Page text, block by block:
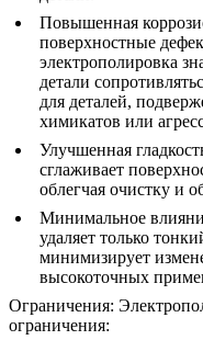
Повышенная
поверхностные
электрополировка
детали
для деталей,
химикатов или
Улучшенная
сглаживает
облегчая очистку и
Минимальное
удаляет только
минимизирует
высокоточных
Ограничения:
ограничения: